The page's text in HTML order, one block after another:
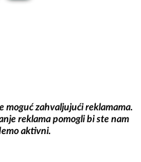
moguć zahvaljujući reklamama.
reklama pomogli bi ste nam
aktivni.